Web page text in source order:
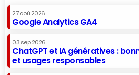
27 aoû 2026
Google Analytics GA4
03 sep 2026
ChatGPT et IA génératives :
et usages responsables